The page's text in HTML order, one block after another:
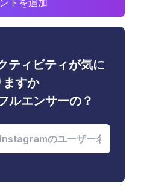
トを追加
ティビティが気に
ますか
ルエンサーの？